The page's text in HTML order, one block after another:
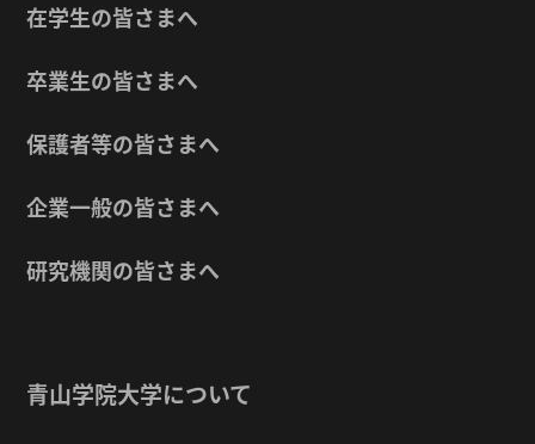
在学生の皆さまへ
卒業生の皆さまへ
保護者等の皆さまへ
企業一般の皆さまへ
研究機関の皆さまへ
青山学院大学について